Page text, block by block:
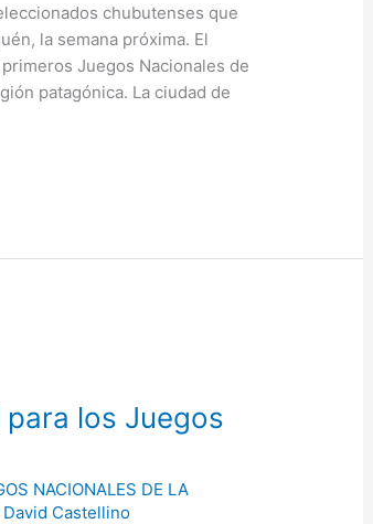
chubutenses que
la semana próxima. El
Juegos Nacionales de
patagónica. La ciudad de
los Juegos
NACIONALES DE LA
David Castellino